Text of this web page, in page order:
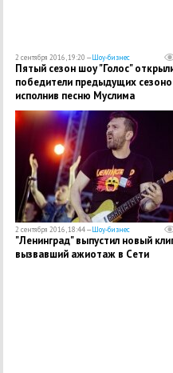
2 сентября 2016, 19:20 —Шоу-бизнес
Пятый сезон шоу "Голос"
победители предыдущих
исполнив песню Муслима
Магомаева
2 сентября 2016, 18:44 —Шоу-бизнес
"Ленинград" выпустил новый
вызвавший ажиотаж в Сети